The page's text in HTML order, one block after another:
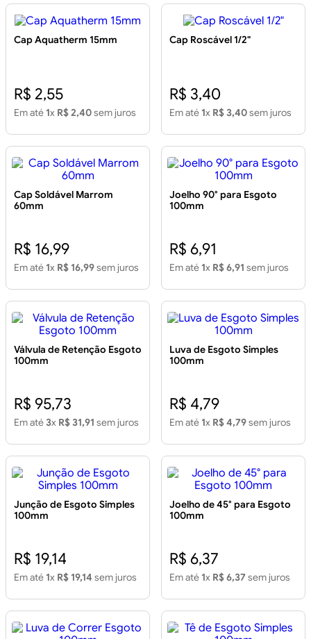
Cap Aquatherm 15mm
R$ 2,55
Em até 1x R$ 2,40sem juros
Cap Roscável 1/2"
R$ 3,40
Em até 1x R$ 3,40sem juros
Cap Soldável Marrom
60mm
R$ 16,99
Em até 1x R$ 16,99sem juros
Joelho 90° para Esgoto
100mm
R$ 6,91
Em até 1x R$ 6,91 sem juros
Válvula de Retenção Esgoto
100mm
R$ 95,73
Em até 3x R$ 31,91 sem juros
Luva de Esgoto Simples
100mm
R$ 4,79
Em até 1x R$ 4,79sem juros
Junção de Esgoto Simples
100mm
R$ 19,14
Em até 1x R$ 19,14 sem juros
Joelho de 45° para Esgoto
100mm
R$ 6,37
Em até 1x R$ 6,37 sem juros